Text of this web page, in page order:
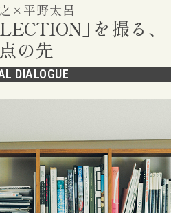
×平野太呂
」 を撮る、
の先
DIALOGUE